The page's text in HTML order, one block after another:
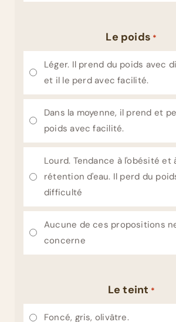
Le poids *
Léger. Il prend du poids avec
et il le perd avec facilité.
Dans la moyenne, il prend et
poids avec facilité.
Lourd. Tendance à l'obésité et
rétention d'eau. Il perd du
difficulté
Aucune de ces propositions
concerne
Le teint *
Foncé, gris, olivâtre.